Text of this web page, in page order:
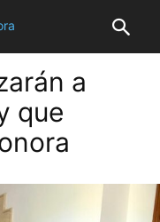
a
que